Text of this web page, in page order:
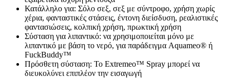
Κατάλληλο για: Σόλο σεξ, σεξ με σύντροφο, χρήση χωρίς
χέρια, φανταστικές στάσεις, έντονη διείσδυση, ρεαλιστικές
φαντασιώσεις, κολπική χρήση, πρωκτική χρήση
Σύσταση για λιπαντικό: να χρησιμοποιείται μόνο με
λιπαντικό με βάση το νερό, για παράδειγμα Aquameo® ή
FuckBuddy™
Πρόσθετη σύσταση: Το Extremeo™ Spray μπορεί να
διευκολύνει επιπλέον την εισαγωγή